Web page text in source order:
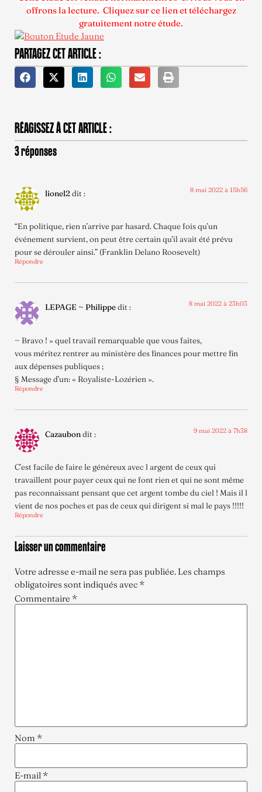
offrons la lecture. Cliquez sur ce lien et téléchargez
gratuitement notre étude.
PARTAGEZ CET ARTICLE :
RÉAGISSEZ À CET ARTICLE :
3 réponses
lionel2dit : 8 mai 2022 à 15h56
“En politique, rien n’arrive par hasard. Chaque fois qu’un
événement survient, on peut être certain qu’il avait été prévu
pour se dérouler ainsi.” (Franklin Delano Roosevelt)
Répondre
LEPAGE ~ Philippedit : 8 mai 2022 à 23h03
~ Bravo ! » quel travail remarquable que vous faites,
vous méritez rentrer au ministère des finances pour mettre fin
aux dépenses publiques ;
§ Message d’un: « Royaliste-Lozérien ».
Répondre
Cazaubondit : 9 mai 2022 à 7h38
C’est facile de faire le généreux avec l argent de ceux qui
travaillent pour payer ceux qui ne font rien et qui ne sont même
pas reconnaissant pensant que cet argent tombe du ciel ! Mais il l
vient de nos poches et pas de ceux qui dirigent si mal le pays !!!!!
Répondre
Laisser un commentaire
Votre adresse e-mail ne sera pas publiée. Les champs
obligatoires sont indiqués avec *
Commentaire *
Nom *
E-mail *